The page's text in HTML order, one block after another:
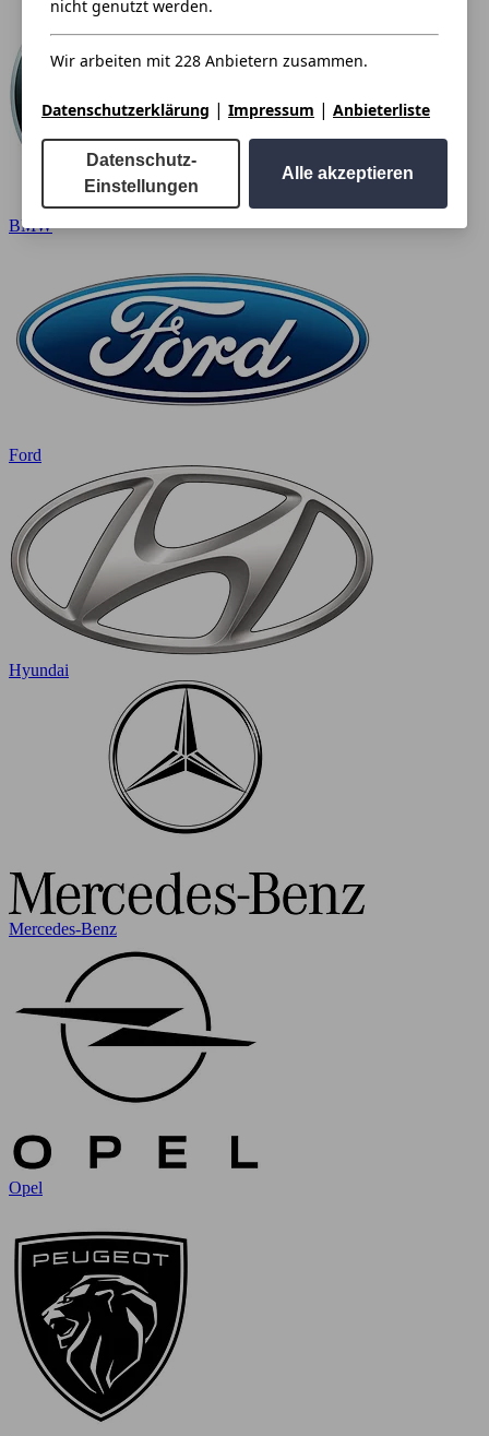
BMW
Ford
Hyundai
Mercedes-Benz
Opel
nicht genutzt werden.
Wir arbeiten mit 228 Anbietern zusammen.
Datenschutzerklärung | Impressum | Anbieterliste
Datenschutz-
Einstellungen
Alle akzeptieren